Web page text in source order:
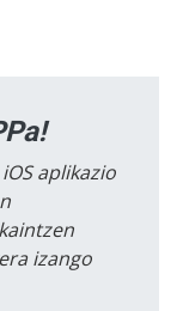
aplikazio
izango